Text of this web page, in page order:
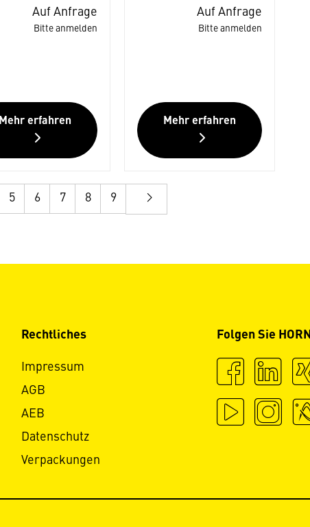
Auf Anfrage
Bitte anmelden
Mehr erfahren
Auf Anfrage
Bitte anmelden
Mehr erfahren
5 6 7 8 9
Rechtliches
Impressum
AGB
AEB
Datenschutz
Verpackungen
Folgen Sie HORN